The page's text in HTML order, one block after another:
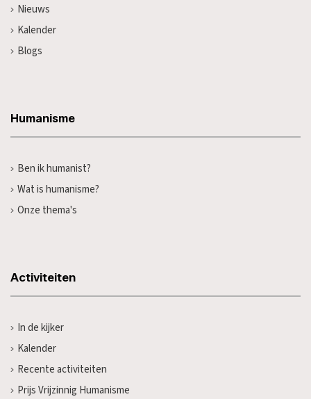
Nieuws
Kalender
Blogs
Humanisme
Ben ik humanist?
Wat is humanisme?
Onze thema's
Activiteiten
In de kijker
Kalender
Recente activiteiten
Prijs Vrijzinnig Humanisme